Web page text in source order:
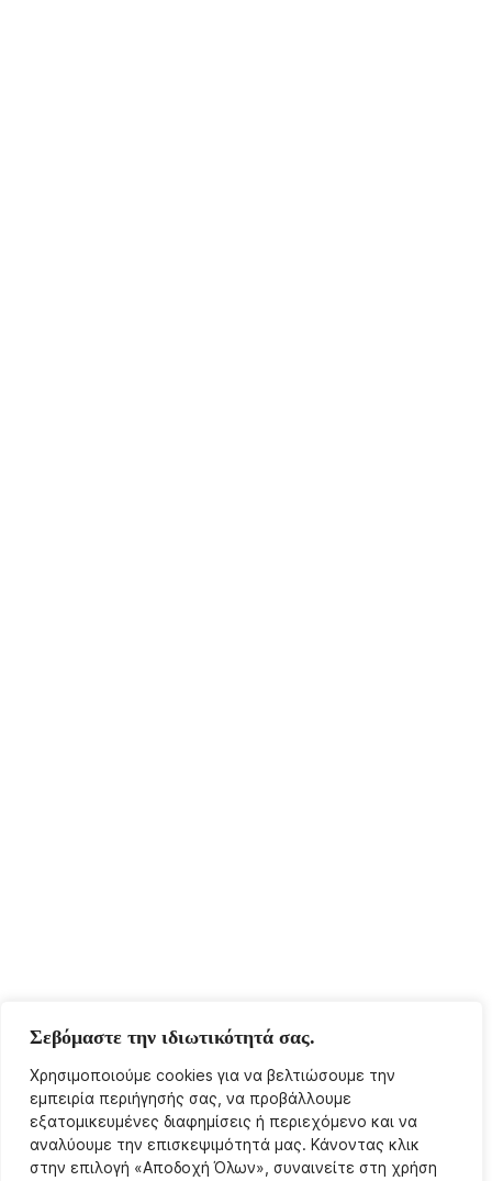
Σεβόμαστε την ιδιωτικότητά σας.
Χρησιμοποιούμε cookies για να βελτιώσουμε την
εμπειρία περιήγησής σας, να προβάλλουμε
εξατομικευμένες διαφημίσεις ή περιεχόμενο και να
αναλύουμε την επισκεψιμότητά μας. Κάνοντας κλικ
στην επιλογή «Αποδοχή Όλων», συναινείτε στη χρήση